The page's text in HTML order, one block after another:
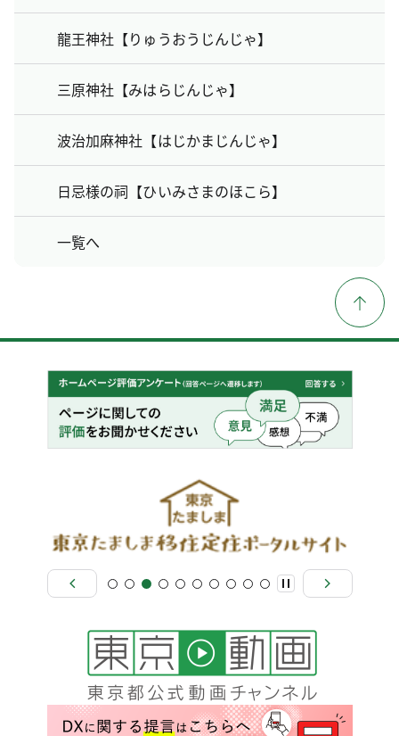
龍王神社【りゅうおうじんじゃ】
三原神社【みはらじんじゃ】
波治加麻神社【はじかまじんじゃ】
日忌様の祠【ひいみさまのほこら】
一覧へ